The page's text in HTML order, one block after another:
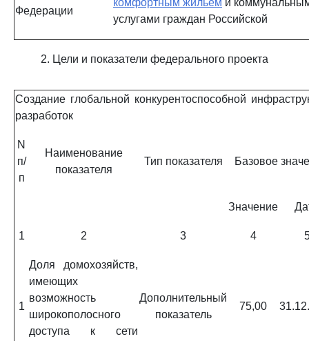
Федерации
комфортным жильем и
услугами граждан Российской
2. Цели и показатели федерального проекта
Создание глобальной конкурентоспособной
разработок
N
п/
п
Наименование
показателя
Тип показателя Базовое
Значение
1 2 3 4
1
Доля домохозяйств,
имеющих
возможность
широкополосного
доступа к сети
Дополнительный
показатель
75,00